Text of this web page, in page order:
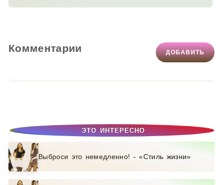
ЭТО ИНТЕРЕСНО
Выброси это немедленно! - «Стиль жизни»
Комментарии ДОБАВИТЬ